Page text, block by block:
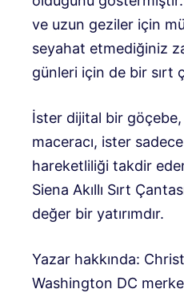
ve uzun geziler için
seyahat etmediğiniz
günleri için de bir sırt
İster dijital bir
maceracı, ister
hareketliliği takdir
Siena Akıllı Sırt
değer bir yatırımdır.
Yazar hakkında:
Washington DC